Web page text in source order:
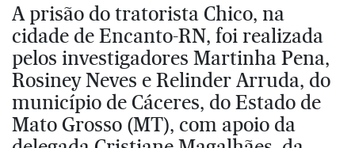
A prisão do tratorista Chico, na
cidade de Encanto-RN, foi realizada
pelos investigadores Martinha Pena,
Rosiney Neves e Relinder Arruda, do
município de Cáceres, do Estado de
Mato Grosso (MT), com apoio da